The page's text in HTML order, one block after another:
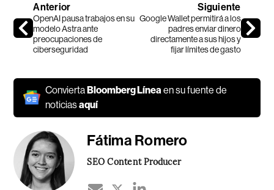
Anterior
OpenAI pausa trabajos en su
modelo Astra ante
preocupaciones de
ciberseguridad
Siguiente
Google Wallet permitirá a los
padres enviar dinero
directamente a sus hijos y
fijar límites de gasto
ConviertaBloomberg Líneaen su fuente de
noticiasaquí
Fátima Romero
SEO Content Producer